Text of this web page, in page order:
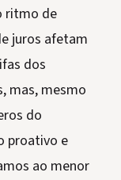
ritmo de
juros afetam
dos
mas, mesmo
do
proativo e
ao menor